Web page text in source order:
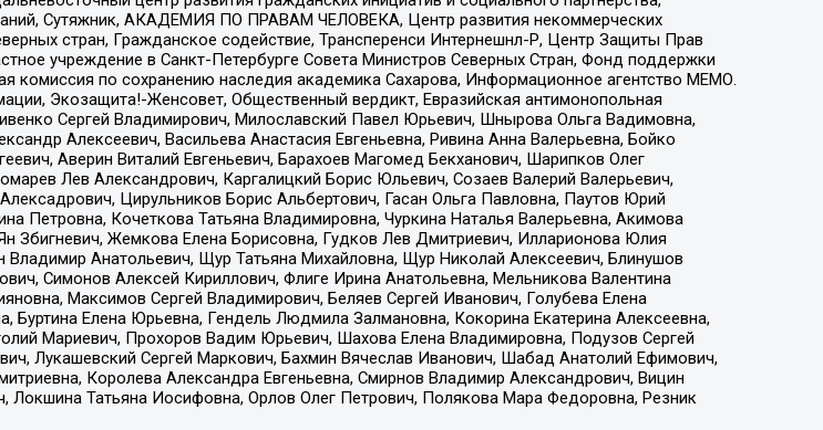
Сутяжник, АКАДЕМИЯ ПО ПРАВАМ ЧЕЛОВЕКА, Центр развития некоммерческих
стран, Гражданское содействие, Трансперенси Интернешнл-Р, Центр Защиты Прав
учреждение в Санкт-Петербурге Совета Министров Северных Стран, Фонд поддержки
комиссия по сохранению наследия академика Сахарова, Информационное агентство МЕМО.
Экозащита!-Женсовет, Общественный вердикт, Евразийская антимонопольная
Сергей Владимирович, Милославский Павел Юрьевич, Шнырова Ольга Вадимовна,
Алексеевич, Васильева Анастасия Евгеньевна, Ривина Анна Валерьевна, Бойко
Аверин Виталий Евгеньевич, Барахоев Магомед Бекханович, Шарипков Олег
Лев Александрович, Каргалицкий Борис Юльевич, Созаев Валерий Валерьевич,
Цирульников Борис Альбертович, Гасан Ольга Павловна, Паутов Юрий
Петровна, Кочеткова Татьяна Владимировна, Чуркина Наталья Валерьевна, Акимова
Збигневич, Жемкова Елена Борисовна, Гудков Лев Дмитриевич, Илларионова Юлия
Владимир Анатольевич, Щур Татьяна Михайловна, Щур Николай Алексеевич, Блинушов
Симонов Алексей Кириллович, Флиге Ирина Анатольевна, Мельникова Валентина
Максимов Сергей Владимирович, Беляев Сергей Иванович, Голубева Елена
Буртина Елена Юрьевна, Гендель Людмила Залмановна, Кокорина Екатерина Алексеевна,
Мариевич, Прохоров Вадим Юрьевич, Шахова Елена Владимировна, Подузов Сергей
Лукашевский Сергей Маркович, Бахмин Вячеслав Иванович, Шабад Анатолий Ефимович,
Королева Александра Евгеньевна, Смирнов Владимир Александрович, Вицин
Локшина Татьяна Иосифовна, Орлов Олег Петрович, Полякова Мара Федоровна, Резник